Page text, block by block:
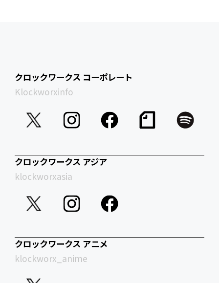
クロックワークス コーポレート
Klockworxinfo
クロックワークス アジア
klockworxasia
クロックワークス アニメ
klockworx_anime